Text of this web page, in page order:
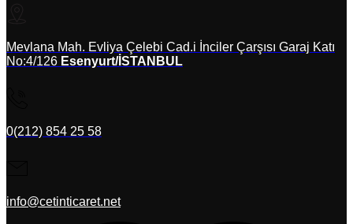
Mevlana Mah. Evliya Çelebi Cad.i İnciler Çarşısı Garaj Katı
No:4/126 Esenyurt/İSTANBUL
0(212) 854 25 58
info@cetinticaret.net